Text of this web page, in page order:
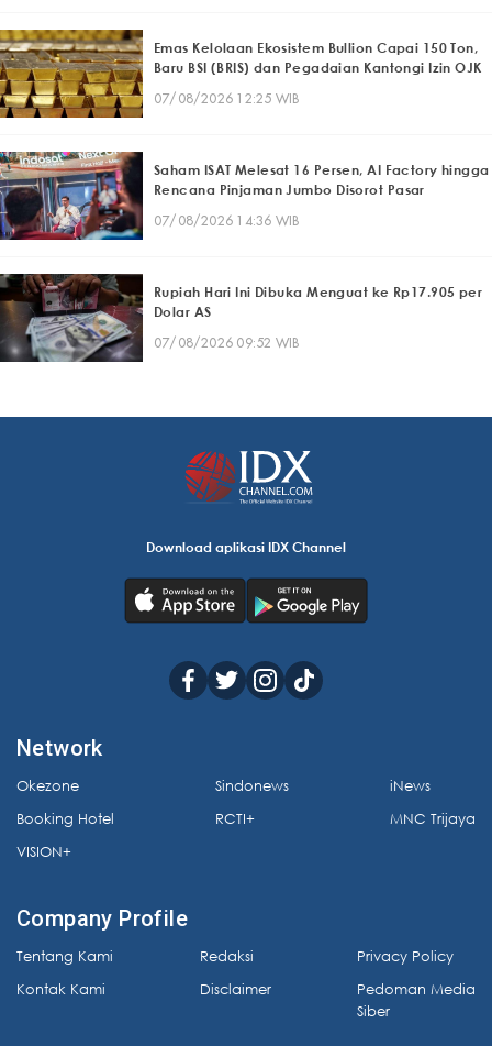
Emas Kelolaan Ekosistem Bullion Capai 150 Ton,
Baru BSI (BRIS) dan Pegadaian Kantongi Izin OJK
07/08/2026 12:25 WIB
Saham ISAT Melesat 16 Persen, AI Factory hingga
Rencana Pinjaman Jumbo Disorot Pasar
07/08/2026 14:36 WIB
Rupiah Hari Ini Dibuka Menguat ke Rp17.905 per
Dolar AS
07/08/2026 09:52 WIB
Download aplikasi IDX Channel
Network
Okezone
Booking Hotel
VISION+
Sindonews
RCTI+
iNews
MNC Trijaya
Company Profile
Tentang Kami
Kontak Kami
Redaksi
Disclaimer
Privacy Policy
Pedoman Media
Siber